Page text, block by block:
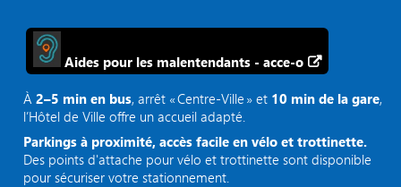
Aides pour les malentendants - acce-o
À2–5 min en bus, arrêt « Centre‑Ville » et 10 min de la gare,
l’Hôtel de Ville offre un accueil adapté.
Parkings à proximité, accès facile en vélo et trottinette.
Des points d'attache pour vélo et trottinette sont disponible
pour sécuriser votre stationnement.